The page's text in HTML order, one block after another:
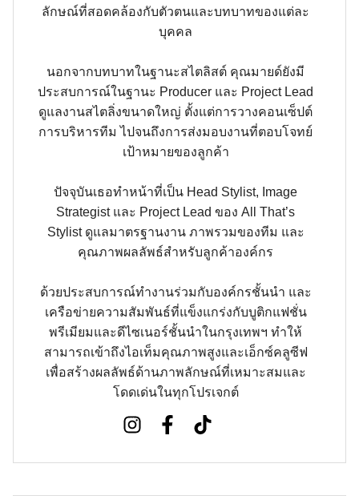
ลักษณ์ที่สอดคล้องกับตัวตนและบทบาทของแต่ละ
บุคคล
นอกจากบทบาทในฐานะสไตลิสต์ คุณมายด์ยังมี
ประสบการณ์ในฐานะ Producer และ Project Lead
ดูแลงานสไตลิ่งขนาดใหญ่ ตั้งแต่การวางคอนเซ็ปต์
การบริหารทีม ไปจนถึงการส่งมอบงานที่ตอบโจทย์
เป้าหมายของลูกค้า
ปัจจุบันเธอทำหน้าที่เป็น Head Stylist, Image
Strategist และ Project Lead ของ All That’s
Stylist ดูแลมาตรฐานงาน ภาพรวมของทีม และ
คุณภาพผลลัพธ์สำหรับลูกค้าองค์กร
ด้วยประสบการณ์ทำงานร่วมกับองค์กรชั้นนำ และ
เครือข่ายความสัมพันธ์ที่แข็งแกร่งกับบูติกแฟชั่น
พรีเมียมและดีไซเนอร์ชั้นนำในกรุงเทพฯ ทำให้
สามารถเข้าถึงไอเท็มคุณภาพสูงและเอ็กซ์คลูซีฟ
เพื่อสร้างผลลัพธ์ด้านภาพลักษณ์ที่เหมาะสมและ
โดดเด่นในทุกโปรเจกต์